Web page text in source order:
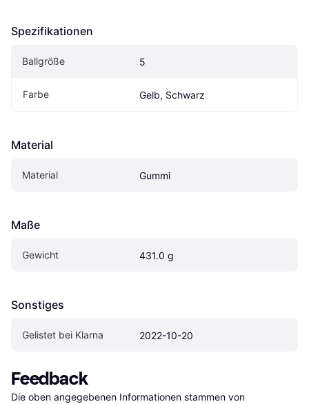
Spezifikationen
Ballgröße 5
Farbe Gelb, Schwarz
Material
Material Gummi
Maße
Gewicht 431.0 g
Sonstiges
Gelistet bei Klarna 2022-10-20
Feedback
Die oben angegebenen Informationen stammen von